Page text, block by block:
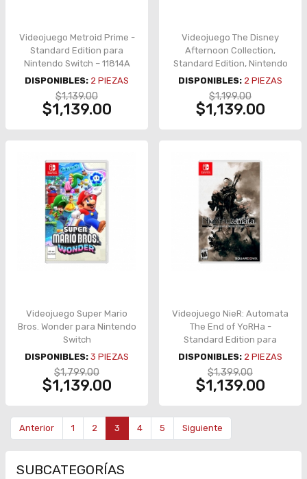
Videojuego Metroid Prime -
Standard Edition para
Nintendo Switch – 11814A
DISPONIBLES: 2 PIEZAS
$1,139.00
$1,139.00
Videojuego The Disney
Afternoon Collection,
Standard Edition, Nintendo
Switch / Nintendo Switch 2
– AT67522C
DISPONIBLES: 2 PIEZAS
$1,199.00
$1,139.00
Videojuego Super Mario
Bros. Wonder para Nintendo
Switch
DISPONIBLES: 3 PIEZAS
$1,799.00
$1,139.00
Videojuego NieR: Automata
The End of YoRHa -
Standard Edition para
Nintendo Switch
DISPONIBLES: 2 PIEZAS
$1,399.00
$1,139.00
Anterior 1 2 3 4 5 Siguiente
SUBCATEGORÍAS